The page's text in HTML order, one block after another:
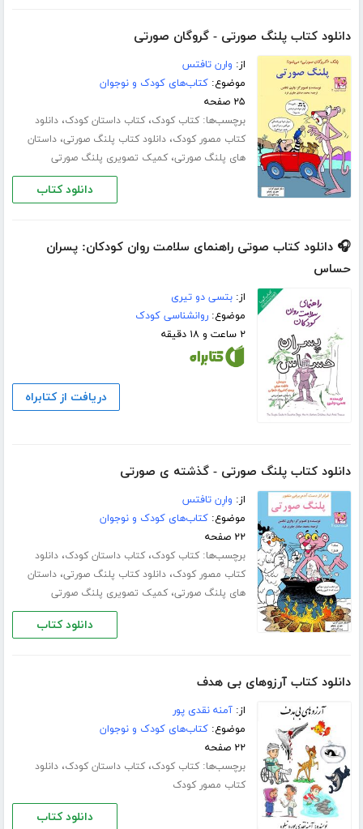
دانلود کتاب پلنگ صورتی - گروگان صورتی
از: وارن تافتس
موضوع:کتاب‌های کودک و نوجوان
۲۵ صفحه
برچسب‌ها:کتاب کودک،کتاب داستان کودک،دانلود
کتاب مصور کودک،دانلود کتاب پلنگ صورتی،داستان
های پلنگ صورتی،کمیک تصویری پلنگ صورتی
دانلود کتاب
🎧 دانلود کتاب صوتی راهنمای سلامت روان کودکان: پسران
حساس
از:بتسی دو تیری
موضوع:روانشناسی کودک
۲ ساعت و ۱۸ دقیقه
دریافت از کتابراه
دانلود کتاب پلنگ صورتی - گذشته ی صورتی
از: وارِن تافتس
موضوع:کتاب‌های کودک و نوجوان
۲۲ صفحه
برچسب‌ها:کتاب کودک،کتاب داستان کودک،دانلود
کتاب مصور کودک،دانلود کتاب پلنگ صورتی،داستان
های پلنگ صورتی،کمیک تصویری پلنگ صورتی
دانلود کتاب
دانلود کتاب آرزوهای بی هدف
از:آمنه نقدی پور
موضوع:کتاب‌های کودک و نوجوان
۲۲ صفحه
برچسب‌ها:کتاب کودک،کتاب داستان کودک،دانلود
کتاب مصور کودک
دانلود کتاب